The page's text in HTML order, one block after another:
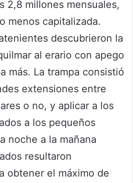
2,8 millones mensuales,
menos capitalizada.
descubrieron la
al erario con apego
más. La trampa consistió
extensiones entre
o no, y aplicar a los
a los pequeños
noche a la mañana
resultaron
obtener el máximo de